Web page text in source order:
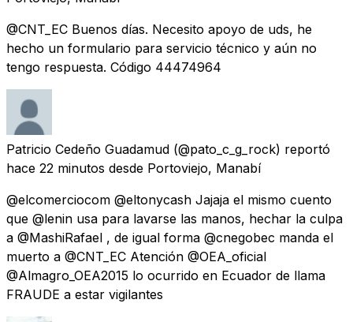
@CNT_EC Buenos días. Necesito apoyo de uds, he
hecho un formulario para servicio técnico y aún no
tengo respuesta. Código 44474964
Patricio Cedeño Guadamud (@pato_c_g_rock) reportó
hace 22 minutos desde Portoviejo, Manabí
@elcomerciocom @eltonycash Jajaja el mismo cuento
que @lenin usa para lavarse las manos, hechar la culpa
a @MashiRafael , de igual forma @cnegobec manda el
muerto a @CNT_EC Atención @OEA_oficial
@Almagro_OEA2015 lo ocurrido en Ecuador de llama
FRAUDE a estar vigilantes